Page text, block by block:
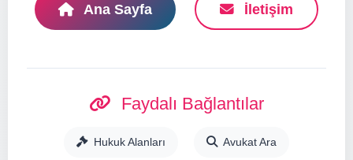
Ana Sayfa İletişim
Faydalı Bağlantılar
Hukuk Alanları Avukat Ara